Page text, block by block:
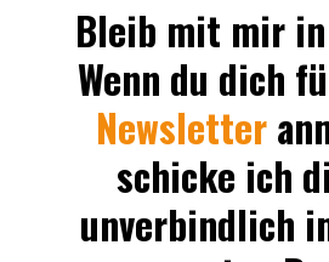
Bleib mit mir
Wenn du dich
Newsletter
schicke ich
unverbindlich